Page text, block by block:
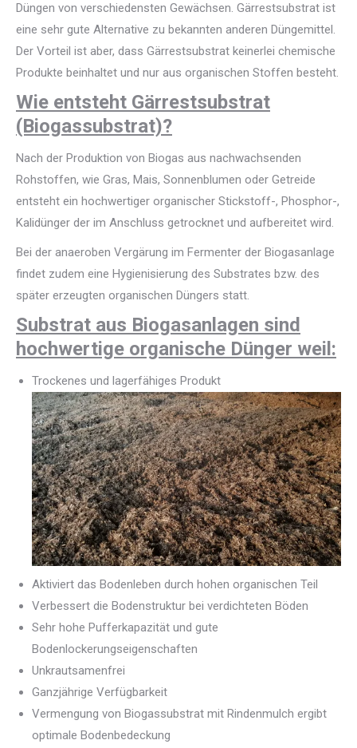
Düngen von verschiedensten Gewächsen. Gärrestsubstrat ist
eine sehr gute Alternative zu bekannten anderen Düngemittel.
Der Vorteil ist aber, dass Gärrestsubstrat keinerlei chemische
Produkte beinhaltet und nur aus organischen Stoffen besteht.
Wie entsteht Gärrestsubstrat
(Biogassubstrat)?
Nach der Produktion von Biogas aus nachwachsenden
Rohstoffen, wie Gras, Mais, Sonnenblumen oder Getreide
entsteht ein hochwertiger organischer Stickstoff-, Phosphor-,
Kalidünger der im Anschluss getrocknet und aufbereitet wird.
Bei der anaeroben Vergärung im Fermenter der Biogasanlage
findet zudem eine Hygienisierung des Substrates bzw. des
später erzeugten organischen Düngers statt.
Substrat aus Biogasanlagen sind
hochwertige organische Dünger weil:
Trockenes und lagerfähiges Produkt
Aktiviert das Bodenleben durch hohen organischen Teil
Verbessert die Bodenstruktur bei verdichteten Böden
Sehr hohe Pufferkapazität und gute
Bodenlockerungseigenschaften
Unkrautsamenfrei
Ganzjährige Verfügbarkeit
Vermengung von Biogassubstrat mit Rindenmulch ergibt
optimale Bodenbedeckung